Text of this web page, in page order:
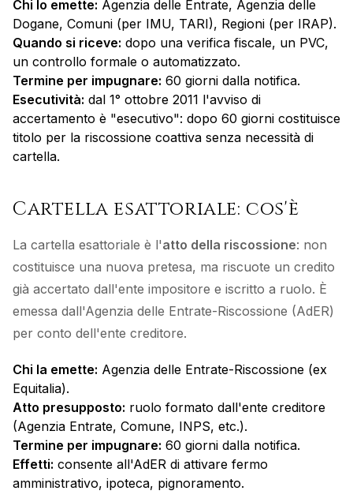
Chi lo emette: Agenzia delle Entrate, Agenzia delle
Dogane, Comuni (per IMU, TARI), Regioni (per IRAP).
Quando si riceve: dopo una verifica fiscale, un PVC,
un controllo formale o automatizzato.
Termine per impugnare: 60 giorni dalla notifica.
Esecutività: dal 1° ottobre 2011 l'avviso di
accertamento è "esecutivo": dopo 60 giorni costituisce
titolo per la riscossione coattiva senza necessità di
cartella.
Cartella esattoriale: cos'è
La cartella esattoriale è l'atto della riscossione: non
costituisce una nuova pretesa, ma riscuote un credito
già accertato dall'ente impositore e iscritto a ruolo. È
emessa dall'Agenzia delle Entrate-Riscossione (AdER)
per conto dell'ente creditore.
Chi la emette: Agenzia delle Entrate-Riscossione (ex
Equitalia).
Atto presupposto: ruolo formato dall'ente creditore
(Agenzia Entrate, Comune, INPS, etc.).
Termine per impugnare: 60 giorni dalla notifica.
Effetti: consente all'AdER di attivare fermo
amministrativo, ipoteca, pignoramento.